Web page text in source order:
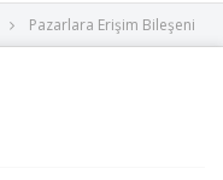
Pazarlara Erişim Bileşeni